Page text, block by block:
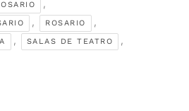
,
, ROSARIO ,
, SALAS DE TEATRO ,